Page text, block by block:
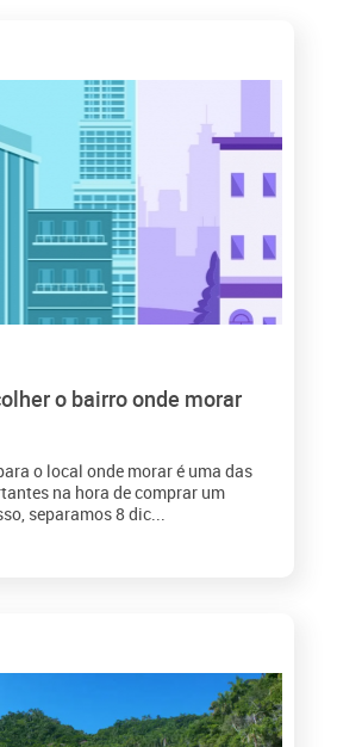
o bairro onde morar
o local onde morar é uma das
na hora de comprar um
separamos 8 dic...